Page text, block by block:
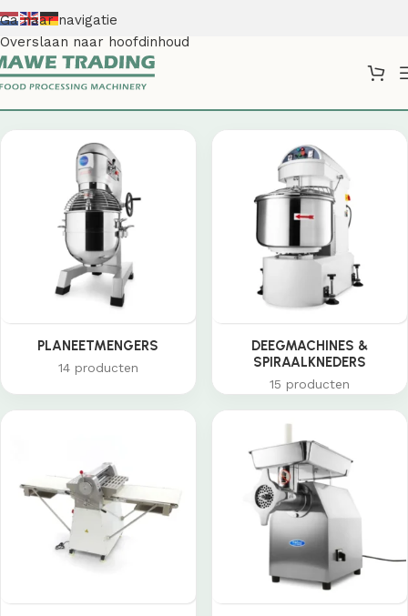
Ga naar navigatie
Overslaan naar hoofdinhoud
PLANEETMENGERS
14 producten
DEEGMACHINES &
SPIRAALKNEDERS
15 producten